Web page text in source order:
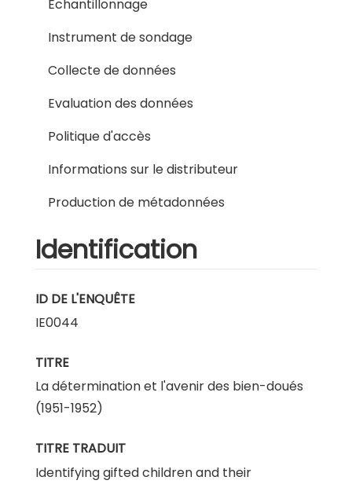
Echantillonnage
Instrument de sondage
Collecte de données
Evaluation des données
Politique d'accès
Informations sur le distributeur
Production de métadonnées
Identification
ID DE L'ENQUÊTE
IE0044
TITRE
La détermination et l'avenir des bien-doués
(1951-1952)
TITRE TRADUIT
Identifying gifted children and their